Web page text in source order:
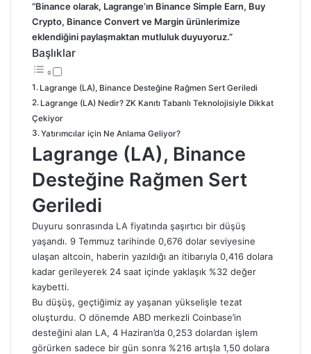
“Binance olarak, Lagrange’ın Binance Simple Earn, Buy
Crypto, Binance Convert ve Margin ürünlerimize
eklendiğini paylaşmaktan mutluluk duyuyoruz.”
Başlıklar
Lagrange (LA), Binance Desteğine Rağmen Sert Geriledi
Lagrange (LA) Nedir? ZK Kanıtı Tabanlı Teknolojisiyle Dikkat
Çekiyor
Yatırımcılar için Ne Anlama Geliyor?
Lagrange (LA), Binance
Desteğine Rağmen Sert
Geriledi
Duyuru sonrasında LA fiyatında şaşırtıcı bir düşüş
yaşandı. 9 Temmuz tarihinde 0,676 dolar seviyesine
ulaşan altcoin, haberin yazıldığı an itibarıyla 0,416 dolara
kadar gerileyerek 24 saat içinde yaklaşık %32 değer
kaybetti.
Bu düşüş, geçtiğimiz ay yaşanan yükselişle tezat
oluşturdu. O dönemde ABD merkezli Coinbase’in
desteğini alan LA, 4 Haziran’da 0,253 dolardan işlem
görürken sadece bir gün sonra %216 artışla 1,50 dolara